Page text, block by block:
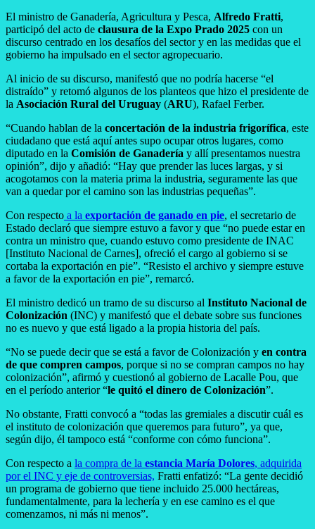
El ministro de Ganadería, Agricultura y Pesca, Alfredo Fratti,
participó del acto de clausura de la Expo Prado 2025 con un
discurso centrado en los desafíos del sector y en las medidas que el
gobierno ha impulsado en el sector agropecuario.
Al inicio de su discurso, manifestó que no podría hacerse “el
distraído” y retomó algunos de los planteos que hizo el presidente de
la Asociación Rural del Uruguay (ARU), Rafael Ferber.
“Cuando hablan de la concertación de la industria frigorífica, este
ciudadano que está aquí antes supo ocupar otros lugares, como
diputado en la Comisión de Ganadería y allí presentamos nuestra
opinión”, dijo y añadió: “Hay que prender las luces largas, y si
acogotamos con la materia prima la industria, seguramente las que
van a quedar por el camino son las industrias pequeñas”.
Con respecto a la exportación de ganado en pie, el secretario de
Estado declaró que siempre estuvo a favor y que “no puede estar en
contra un ministro que, cuando estuvo como presidente de INAC
[Instituto Nacional de Carnes], ofreció el cargo al gobierno si se
cortaba la exportación en pie”. “Resisto el archivo y siempre estuve
a favor de la exportación en pie”, remarcó.
El ministro dedicó un tramo de su discurso al Instituto Nacional de
Colonización (INC) y manifestó que el debate sobre sus funciones
no es nuevo y que está ligado a la propia historia del país.
“No se puede decir que se está a favor de Colonización y en contra
de que compren campos, porque si no se compran campos no hay
colonización”, afirmó y cuestionó al gobierno de Lacalle Pou, que
en el período anterior “le quitó el dinero de Colonización”.
No obstante, Fratti convocó a “todas las gremiales a discutir cuál es
el instituto de colonización que queremos para futuro”, ya que,
según dijo, él tampoco está “conforme con cómo funciona”.
Con respecto a la compra de la estancia María Dolores, adquirida
por el INC y eje de controversias, Fratti enfatizó: “La gente decidió
un programa de gobierno que tiene incluido 25.000 hectáreas,
fundamentalmente, para la lechería y en ese camino es el que
comenzamos, ni más ni menos”.